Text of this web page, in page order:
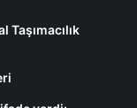
Taşımacılık